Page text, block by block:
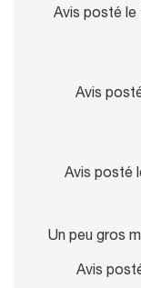
Avis posté
Avis
Avis posté
Un peu gros
Avis